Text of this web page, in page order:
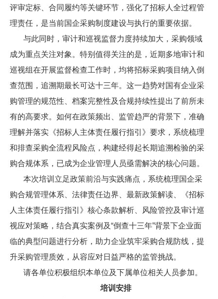
评审定标、合同履约等关键环节，强化了招标人全过程管
理责任，是当前国企采购制度建设与执行的重要依据。
与此同时，审计和巡视监督力度持续加大，采购领域
成为重点关注对象。特别值得关注的是，近期多地审计和
巡视组在开展监督检查工作时，均将招标采购项目纳入倒
查范围，追溯期最长可达十三年。这一趋势对国有企业采
购管理的规范性、档案完整性及合规持续性提出了前所未
有的高要求。如何在政策频出、监管趋严的背景下，准确
理解并落实《招标人主体责任履行指引》要求，系统梳理
和排查采购全流程风险点，构建经得起长期追溯检验的采
购合规体系，已成为企业管理人员亟需解决的核心问题。
本次培训立足政策前沿与实践痛点，系统梳理国企采
购合规管理体系、法律责任边界、最新政策解读、《招标
人主体责任履行指引》核心条款解析、风险管控及审计巡
视应对策略，结合真实案例及“倒查十三年”背景下企业面
临的典型问题进行分析，助力企业筑牢采购合规防线，提
升采购管理质效，从容应对日益严格的监管挑战。
请各单位积极组织本单位及下属单位相关人员参加。
培训安排